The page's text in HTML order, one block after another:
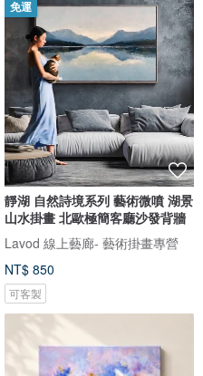
免運
靜湖 自然詩境系列 藝術微噴 湖景
山水掛畫 北歐極簡客廳沙發背牆
Lavod 線上藝廊- 藝術掛畫專營
NT$ 850
可客製